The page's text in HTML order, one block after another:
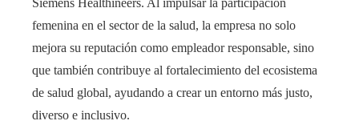
Siemens Healthineers. Al impulsar la participación
femenina en el sector de la salud, la empresa no solo
mejora su reputación como empleador responsable, sino
que también contribuye al fortalecimiento del ecosistema
de salud global, ayudando a crear un entorno más justo,
diverso e inclusivo.